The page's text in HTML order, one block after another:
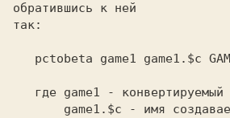
обратившись к ней
так:
   где
game1
- конвертируемый
game1.$c
- имя